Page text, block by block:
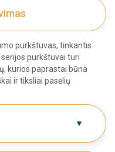
purkštuvas, tinkantis
purkštuvai turi
kurios paprastai būna
ir tiksliai pasėlių